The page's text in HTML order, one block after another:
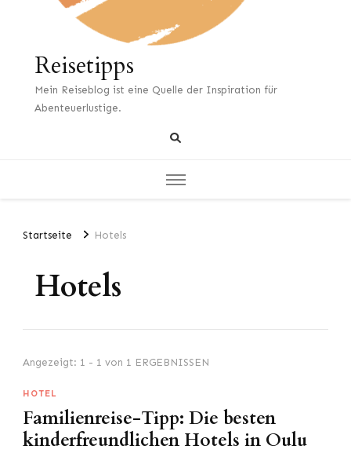
Reisetipps
Mein Reiseblog ist eine Quelle der Inspiration für
Abenteuerlustige.
Startseite Hotels
Hotels
Angezeigt: 1 - 1 von 1 ERGEBNISSEN
HOTEL
Familienreise-Tipp: Die besten
kinderfreundlichen Hotels in Oulu